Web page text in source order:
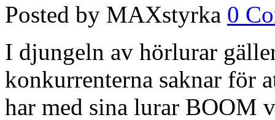
Posted by MAXstyrka 0
I djungeln av hörlurar
konkurrenterna saknar för
har med sina lurar BOOM